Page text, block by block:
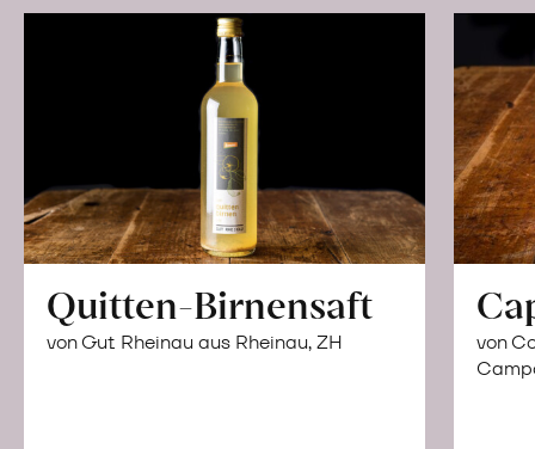
Quitten-Birnensaft
von Gut Rheinau aus Rheinau, ZH
von